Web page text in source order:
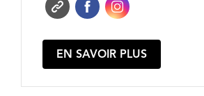
EN SAVOIR PLUS